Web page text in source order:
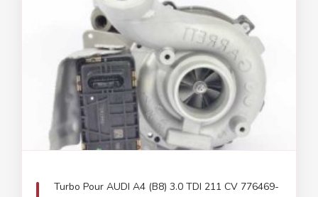
Turbo Pour AUDI A4 (B8) 3.0 TDI 211 CV 776469-